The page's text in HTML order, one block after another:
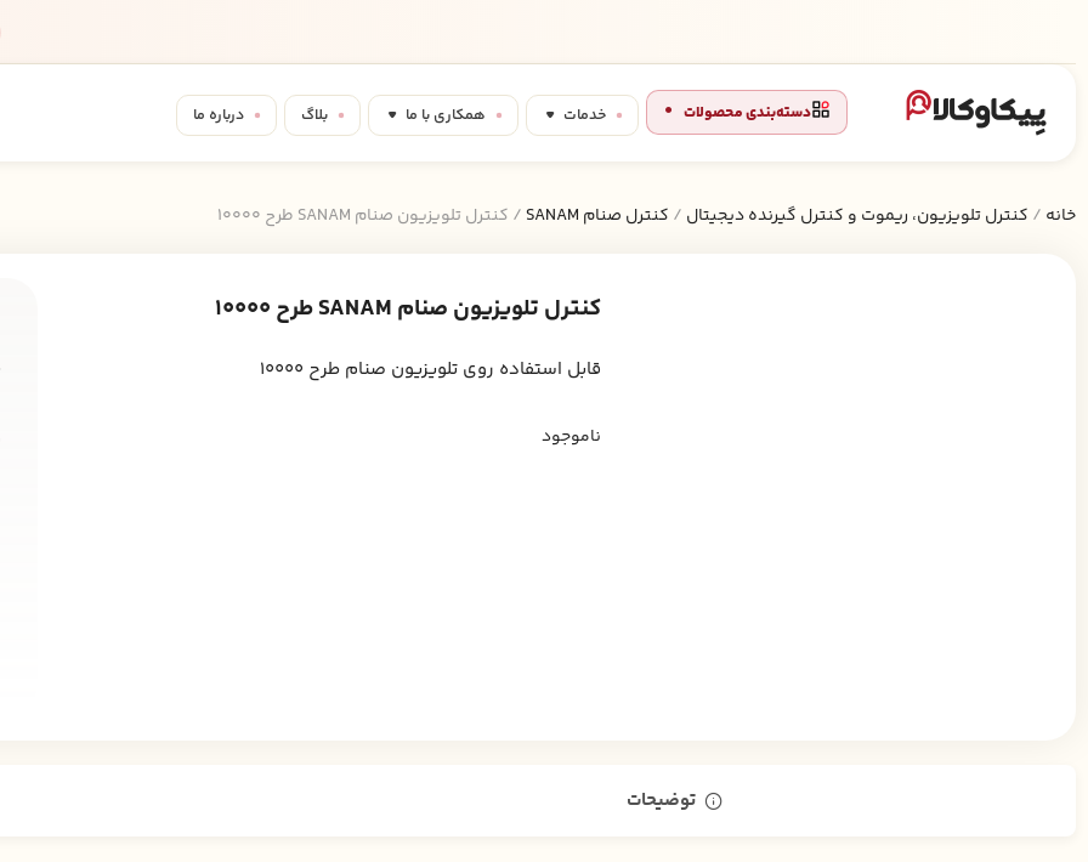
دسته‌بندی محصولات خدمات همکاری با ما بلاگ درباره ما
خانه / کنترل تلویزیون، ریموت و کنترل گیرنده دیجیتال / کنترل صنام SANAM / کنترل تلویزیون صنام SANAM طرح 10000
کنترل تلویزیون صنام SANAM طرح 10000
قابل استفاده روی تلویزیون صنام طرح 10000
ناموجود
توضیحات